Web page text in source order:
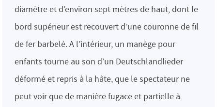
diamètre et d’environ sept mètres de haut, dont le
bord supérieur est recouvert d’une couronne de fil
de fer barbelé. A l’intérieur, un manège pour
enfants tourne au son d’un Deutschlandlieder
déformé et repris à la hâte, que le spectateur ne
peut voir que de manière fugace et partielle à